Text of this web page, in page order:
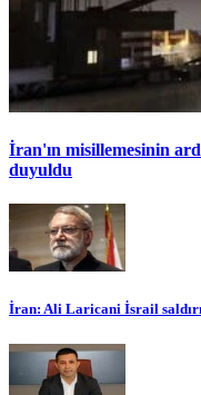
İran'ın misillemesinin
duyuldu
İran: Ali Laricani İsrail